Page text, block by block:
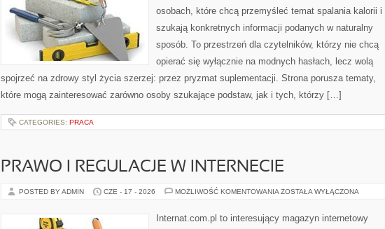
osobach, które chcą przemyśleć temat spalania kalorii i
szukają konkretnych informacji podanych w naturalny
sposób. To przestrzeń dla czytelników, którzy nie chcą
opierać się wyłącznie na modnych hasłach, lecz wolą
spojrzeć na zdrowy styl życia szerzej: przez pryzmat suplementacji. Strona porusza tematy,
które mogą zainteresować zarówno osoby szukające podstaw, jak i tych, którzy […]
CATEGORIES: PRACA
PRAWO I REGULACJE W INTERNECIE
POSTED BY ADMIN CZE - 17 - 2026 MOŻLIWOŚĆ KOMENTOWANIA PRAWO
INTERNECIE
ZOSTAŁA WYŁĄCZONA
Internat.com.pl to interesujący magazyn internetowy